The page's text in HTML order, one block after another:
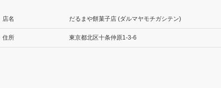
店名 だるまや餅菓子店 (ダルマヤモチガシテン)
住所 東京都北区十条仲原1-3-6